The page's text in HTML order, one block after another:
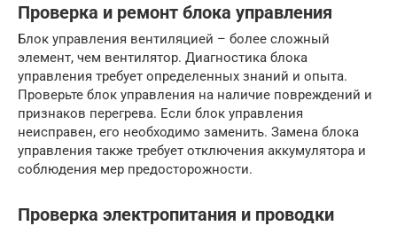
Проверка и ремонт блока управления
Блок управления вентиляцией – более сложный
элемент, чем вентилятор. Диагностика блока
управления требует определенных знаний и опыта.
Проверьте блок управления на наличие повреждений и
признаков перегрева. Если блок управления
неисправен, его необходимо заменить. Замена блока
управления также требует отключения аккумулятора и
соблюдения мер предосторожности.
Проверка электропитания и проводки